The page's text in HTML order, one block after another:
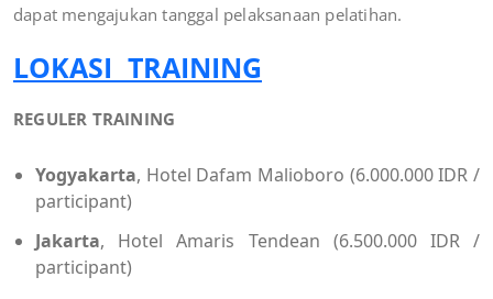
dapat mengajukan tanggal pelaksanaan pelatihan.
LOKASI TRAINING
REGULER TRAINING
Yogyakarta, Hotel Dafam Malioboro (6.000.000 IDR /
participant)
Jakarta, Hotel Amaris Tendean (6.500.000 IDR /
participant)